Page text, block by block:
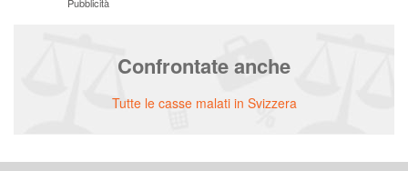
Confrontate anche
Tutte le casse malati in Svizzera